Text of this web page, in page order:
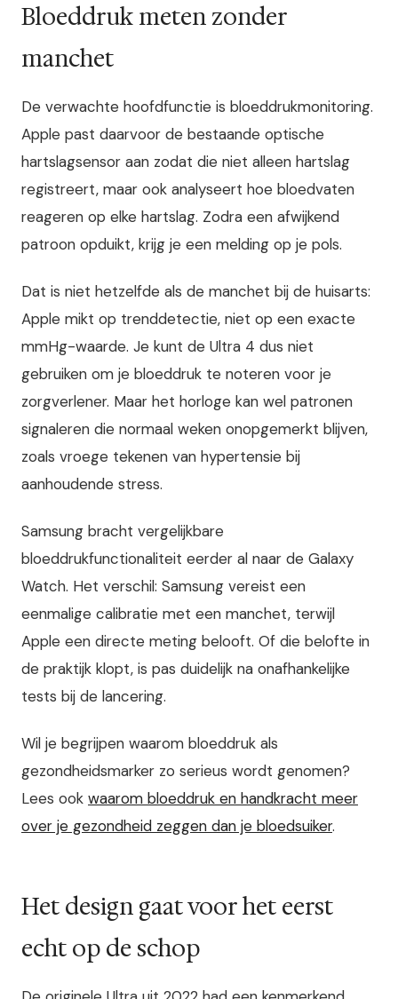
Bloeddruk meten zonder
manchet
De verwachte hoofdfunctie is bloeddrukmonitoring.
Apple past daarvoor de bestaande optische
hartslagsensor aan zodat die niet alleen hartslag
registreert, maar ook analyseert hoe bloedvaten
reageren op elke hartslag. Zodra een afwijkend
patroon opduikt, krijg je een melding op je pols.
Dat is niet hetzelfde als de manchet bij de huisarts:
Apple mikt op trenddetectie, niet op een exacte
mmHg-waarde. Je kunt de Ultra 4 dus niet
gebruiken om je bloeddruk te noteren voor je
zorgverlener. Maar het horloge kan wel patronen
signaleren die normaal weken onopgemerkt blijven,
zoals vroege tekenen van hypertensie bij
aanhoudende stress.
Samsung bracht vergelijkbare
bloeddrukfunctionaliteit eerder al naar de Galaxy
Watch. Het verschil: Samsung vereist een
eenmalige calibratie met een manchet, terwijl
Apple een directe meting belooft. Of die belofte in
de praktijk klopt, is pas duidelijk na onafhankelijke
tests bij de lancering.
Wil je begrijpen waarom bloeddruk als
gezondheidsmarker zo serieus wordt genomen?
Lees ook waarom bloeddruk en handkracht meer
over je gezondheid zeggen dan je bloedsuiker.
Het design gaat voor het eerst
echt op de schop